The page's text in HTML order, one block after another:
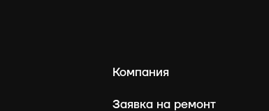
Компания
Заявка на ремонт